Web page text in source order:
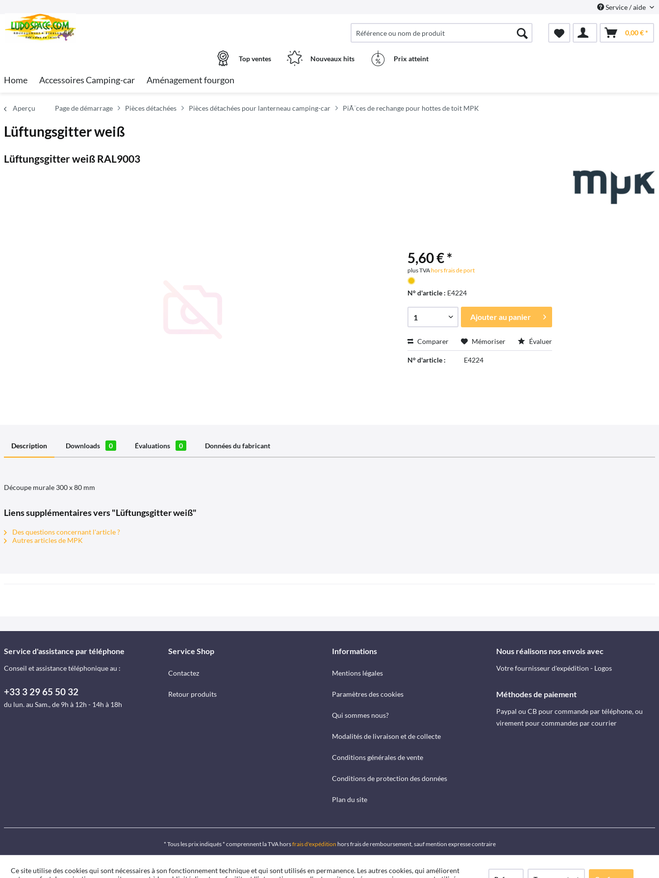
Service / aide
0,00 € *
Top ventes Nouveaux hits Prix ​​atteint
Home Accessoires Camping-car Aménagement fourgon
Aperçu Page de démarrage Pièces détachées Pièces détachées pour lanterneau camping-car PiÃ¨ces de rechange pour hottes de toit MPK
Lüftungsgitter weiß
Lüftungsgitter weiß RAL9003
5,60 € *
plus TVAhors frais de port
N° d'article : E4224
Ajouter au panier
Comparer Mémoriser Évaluer
N° d'article : E4224
Description Downloads 0 Évaluations 0 Données du fabricant
Découpe murale 300 x 80 mm
Liens supplémentaires vers "Lüftungsgitter weiß"
Des questions concernant l'article ?
Autres articles de MPK
Service d'assistance par téléphone
Conseil et assistance téléphonique au :
+33 3 29 65 50 32
du lun. au Sam., de 9h à 12h - 14h à 18h
Service Shop
Contactez
Retour produits
Informations
Mentions légales
Paramètres des cookies
Qui sommes nous?
Modalités de livraison et de collecte
Conditions générales de vente
Conditions de protection des données
Plan du site
Nous réalisons nos envois avec
Votre fournisseur d'expédition - Logos
Méthodes de paiement
Paypal ou CB pour commande par téléphone, ou
virement pour commandes par courrier
* Tous les prix indiqués * comprennent la TVA horsfrais d'expédition hors frais de remboursement, sauf mention expresse contraire
Ce site utilise des cookies qui sont nécessaires à son fonctionnement technique et qui sont utilisés en permanence. Les autres cookies, qui améliorent